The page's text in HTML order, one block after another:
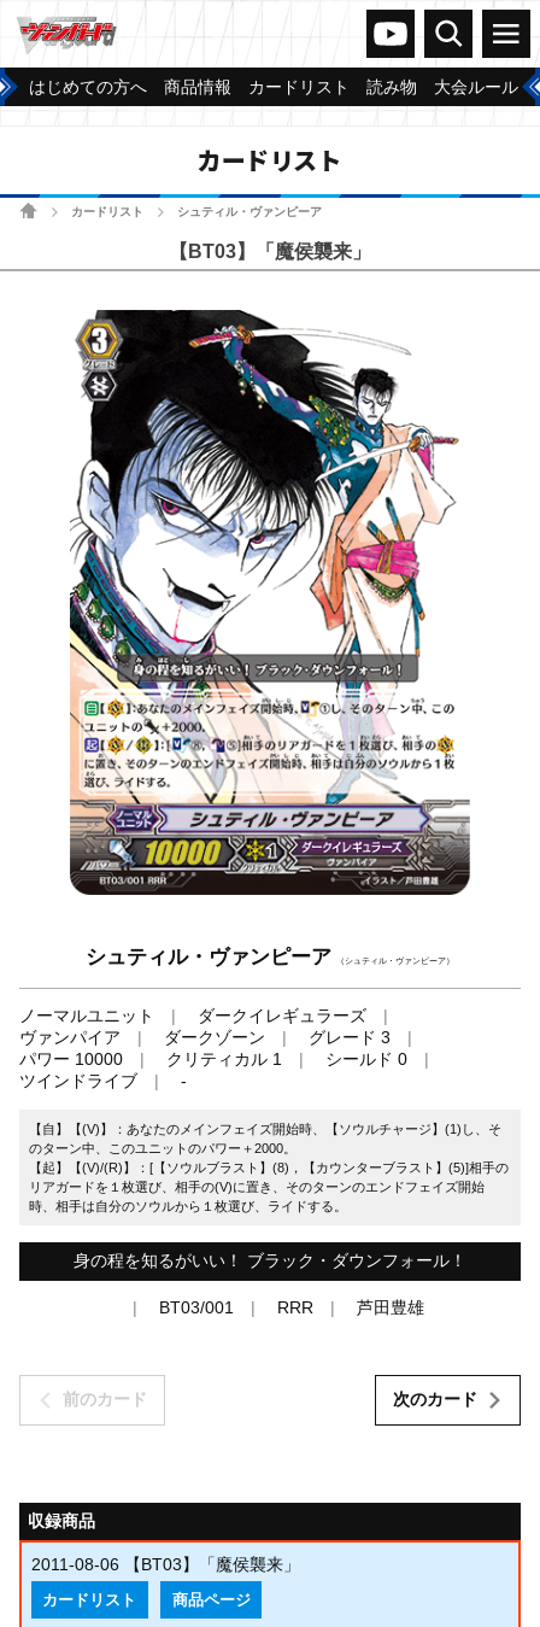
ヴァンガードch
検索 メニュー
はじめての方へ 商品情報 カードリスト 読み物 大会ルール
カードリスト
ホームカードリスト シュティル・ヴァンピーア
【BT03】「魔侯襲来」
シュティル・ヴァンピーア （シュティル・ヴァンピーア）
ノーマルユニット
ダークイレギュラーズ
ヴァンパイア
ダークゾーン
グレード 3
パワー 10000
クリティカル 1
シールド 0
ツインドライブ
-
【自】【(V)】：あなたのメインフェイズ開始時、【ソウルチャージ】(1)し、そ
のターン中、このユニットのパワー＋2000。
【起】【(V)/(R)】：[【ソウルブラスト】(8)，【カウンターブラスト】(5)]相手の
リアガードを１枚選び、相手の(V)に置き、そのターンのエンドフェイズ開始
時、相手は自分のソウルから１枚選び、ライドする。
身の程を知るがいい！ ブラック・ダウンフォール！
BT03/001 RRR 芦田豊雄
前のカード 次のカード
収録商品
2011-08-06 【BT03】「魔侯襲来」
カードリスト 商品ページ